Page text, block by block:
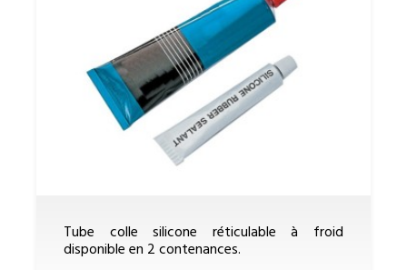
Tube colle silicone réticulable à froid
disponible en 2 contenances.